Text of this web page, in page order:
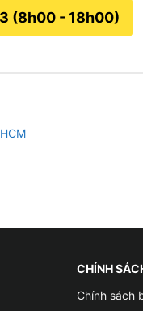
(8h00 - 18h00)
CHÍNH
Chính sách